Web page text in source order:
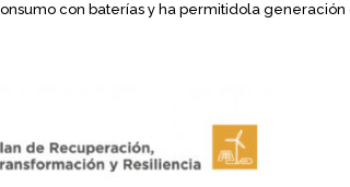
con baterías y ha permitidola